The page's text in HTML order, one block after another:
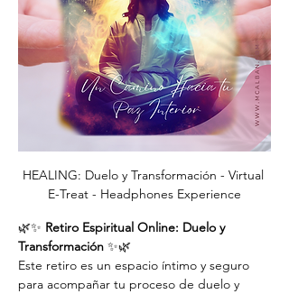
HEALING: Duelo y Transformación - Virtual
E-Treat - Headphones Experience
🌿✨ Retiro Espiritual Online: Duelo y
Transformación ✨🌿
Este retiro es un espacio íntimo y seguro
para acompañar tu proceso de duelo y